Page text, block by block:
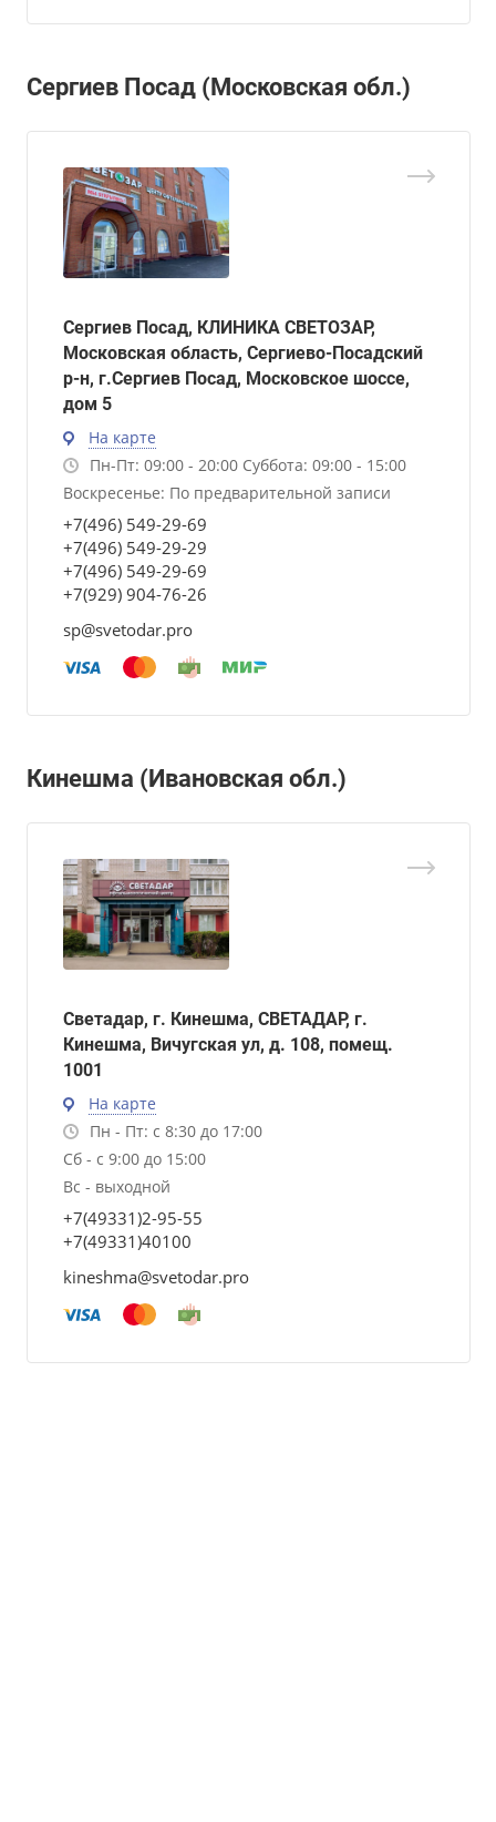
Сергиев Посад (Московская обл.)
Сергиев Посад, КЛИНИКА СВЕТОЗАР,
Московская область, Сергиево-Посадский
р-н, г.Сергиев Посад, Московское шоссе,
дом 5
На карте
Пн-Пт: 09:00 - 20:00 Суббота: 09:00 - 15:00
Воскресенье: По предварительной записи
+7(496) 549-29-69
+7(496) 549-29-29
+7(496) 549-29-69
+7(929) 904-76-26
sp@svetodar.pro
Кинешма (Ивановская обл.)
Светадар, г. Кинешма, СВЕТАДАР, г.
Кинешма, Вичугская ул, д. 108, помещ.
1001
На карте
Пн - Пт: с 8:30 до 17:00
Сб - с 9:00 до 15:00
Вс - выходной
+7(49331)2-95-55
+7(49331)40100
kineshma@svetodar.pro